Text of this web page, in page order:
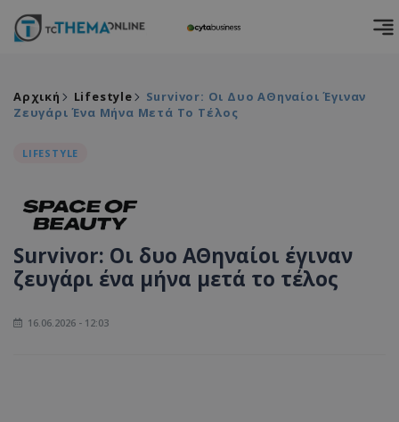
Αρχική Lifestyle
Survivor: Οι Δυο ΑΘηναίοι Έγιναν
Ζευγάρι Ένα Μήνα Μετά Το Τέλος
LIFESTYLE
Survivor: Οι δυο ΑΘηναίοι έγιναν
ζευγάρι ένα μήνα μετά το τέλος
16.06.2026 - 12:03